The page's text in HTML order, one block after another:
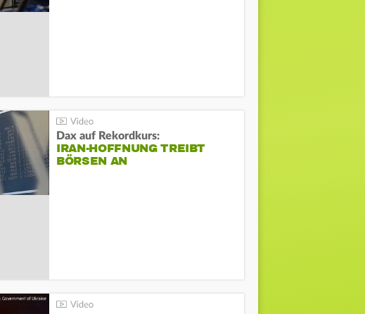
Dax auf Rekordkurs:
IRAN-HOFFNUNG TREIBT
BÖRSEN AN